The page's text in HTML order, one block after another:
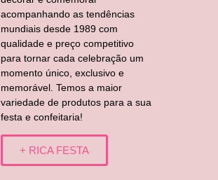
acompanhando as tendências
mundiais desde 1989 com
qualidade e preço competitivo
para tornar cada celebração um
momento único, exclusivo e
memorável. Temos a maior
variedade de produtos para a sua
festa e confeitaria!
+ RICA FESTA